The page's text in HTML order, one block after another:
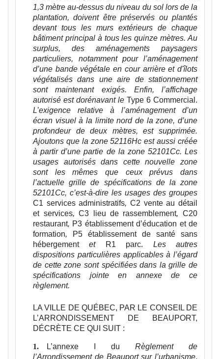
1,3 mètre au-dessus du niveau du sol lors de la
plantation, doivent être préservés ou plantés
devant tous les murs extérieurs de chaque
bâtiment principal à tous les quinze mètres. Au
surplus, des aménagements paysagers
particuliers, notamment pour l’aménagement
d’une bande végétale en cour arrière et d'îlots
végétalisés dans une aire de stationnement
sont maintenant exigés. Enfin, l’affichage
autorisé est dorénavant le Type 6 Commercial.
L’exigence relative à l’aménagement d’un
écran visuel à la limite nord de la zone, d’une
profondeur de deux mètres, est supprimée.
Ajoutons que la zone 52116Hc est aussi créée
à partir d’une partie de la zone 52101Cc. Les
usages autorisés dans cette nouvelle zone
sont les mêmes que ceux prévus dans
l’actuelle grille de spécifications de la zone
52101Cc, c’est-à-dire les usages des groupes
C1 services administratifs,C2 vente au détail
et services,C3 lieu de rassemblement, C20
restaurant, P3 établissement d’éducation et de
formation,
P5 établissement de santé sans
hébergementet R1 parc. Les autres
dispositions particulières applicables à l’égard
de cette zone sont spécifiées dans la grille de
spécifications jointe en annexe de ce
règlement.
LA VILLE DE QUÉBEC, PAR LE CONSEIL DE
L’ARRONDISSEMENT DE BEAUPORT,
DÉCRÈTE CE QUI SUIT :
1. L’annexe I du Règlement de
l’Arrondissement de Beauport sur l’urbanisme,